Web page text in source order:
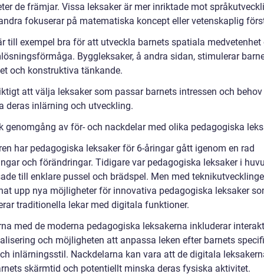
de främjar. Vissa leksaker är mer inriktade mot
fokuserar på matematiska koncept eller vetenskaplig
till exempel bra för att utveckla barnets spatiala medvetenhet
Byggleksaker, å andra sidan, stimulerar
och konstruktiva tänkande.
att välja leksaker som passar barnets intressen och
deras inlärning och utveckling.
genomgång av för- och nackdelar med olika pedagogiska
har pedagogiska leksaker för 6-åringar gått igenom en rad
och förändringar. Tidigare var pedagogiska leksaker i
till enklare pussel och brädspel. Men med
upp nya möjligheter för innovativa pedagogiska leksaker
traditionella lekar med digitala funktioner.
med de moderna pedagogiska leksakerna inkluderar
och möjligheten att anpassa leken efter barnets
inlärningsstil. Nackdelarna kan vara att de digitala
skärmtid och potentiellt minska deras fysiska aktivitet.